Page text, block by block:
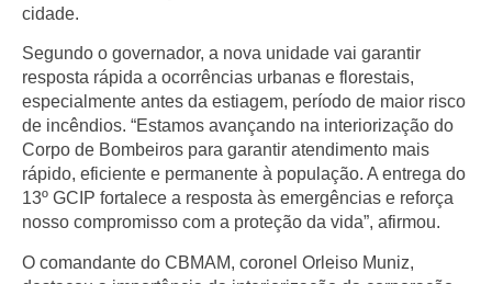
cidade.
Segundo o governador, a nova unidade vai garantir
resposta rápida a ocorrências urbanas e florestais,
especialmente antes da estiagem, período de maior risco
de incêndios. “Estamos avançando na interiorização do
Corpo de Bombeiros para garantir atendimento mais
rápido, eficiente e permanente à população. A entrega do
13º GCIP fortalece a resposta às emergências e reforça
nosso compromisso com a proteção da vida”, afirmou.
O comandante do CBMAM, coronel Orleiso Muniz,